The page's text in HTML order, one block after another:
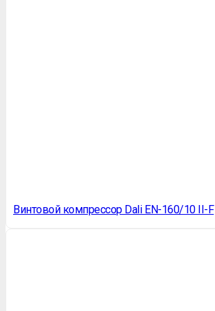
Винтовой компрессор Dali EN-160/10 II-F